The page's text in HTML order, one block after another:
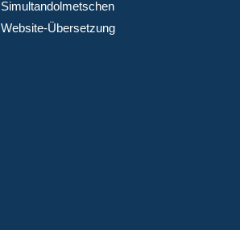
Simultandolmetschen
Website-Übersetzung